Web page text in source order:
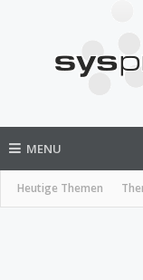
MENU
Heutige Themen